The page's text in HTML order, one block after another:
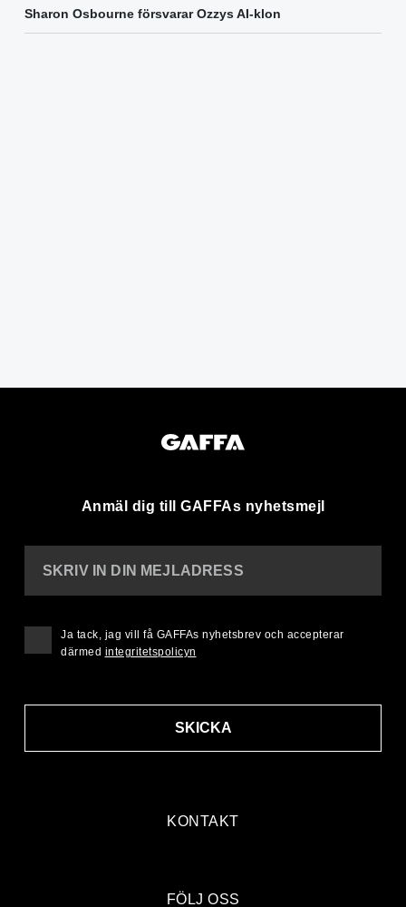
Sharon Osbourne försvarar Ozzys AI-klon
Anmäl dig till GAFFAs nyhetsmejl
KONTAKT
SKRIV IN DIN MEJLADRESS
SKICKA
Ja tack, jag vill få GAFFAs nyhetsbrev och accepterar
därmed integritetspolicyn
FÖLJ OSS